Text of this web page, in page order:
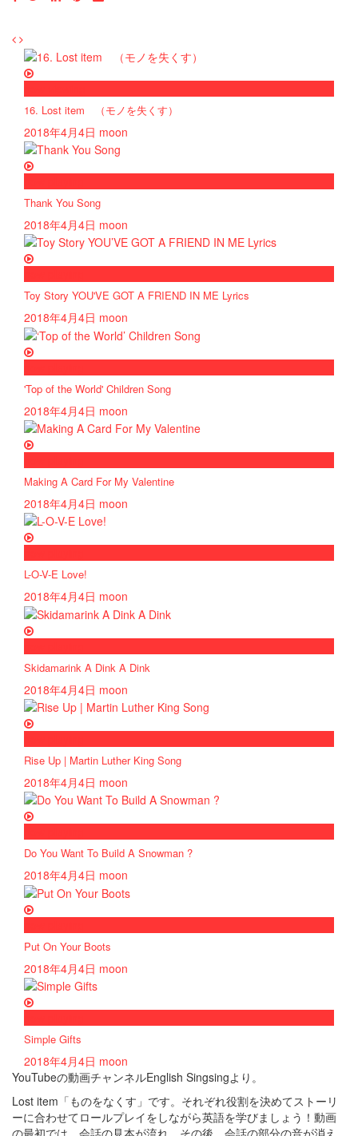
16. Lost item （モノを失くす）
2018年4月4日 moon
Thank You Song
2018年4月4日 moon
Toy Story YOU'VE GOT A FRIEND IN ME Lyrics
2018年4月4日 moon
'Top of the World' Children Song
2018年4月4日 moon
Making A Card For My Valentine
2018年4月4日 moon
L-O-V-E Love!
2018年4月4日 moon
Skidamarink A Dink A Dink
2018年4月4日 moon
Rise Up | Martin Luther King Song
2018年4月4日 moon
Do You Want To Build A Snowman ?
2018年4月4日 moon
Put On Your Boots
2018年4月4日 moon
Simple Gifts
2018年4月4日 moon
YouTubeの動画チャンネルEnglish Singsingより。
Lost item「ものをなくす」です。それぞれ役割を決めてストーリ
ーに合わせてロールプレイをしながら英語を学びましょう！動画